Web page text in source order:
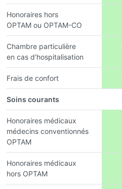
Honoraires hors
OPTAM ou OPTAM-CO
Chambre particulière
en cas d'hospitalisation
Frais de confort
Soins courants
Honoraires médicaux
médecins conventionnés
OPTAM
Honoraires médicaux
hors OPTAM